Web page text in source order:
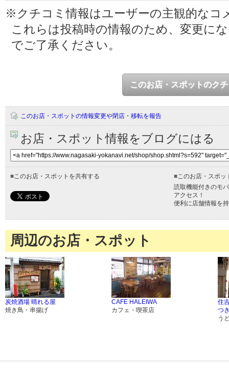
※クチコミ情報はユーザーの主観的なコ
これらは投稿時の情報のため、変更に
でご了承ください。
このお店・スポットのク
このお店・スポットの情報変更や閉店・移転を報告
お店・スポット情報をブログにはる
■このお店・スポットを共有する ■このお店・スポッ
読取機能付きのモ
アクセス！
便利に店舗情報を
周辺のお店・スポット
炭焼酒場 晴れる屋
焼き鳥・串揚げ
CAFE HALEIWA
カフェ・喫茶店
住
つ
う